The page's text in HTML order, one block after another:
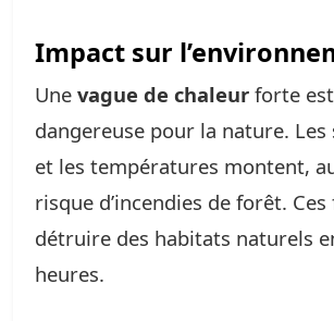
Impact sur
Une vague de chaleur forte
dangereuse pour la nature. Les
et les températures montent,
risque d’incendies de forêt.
détruire des habitats naturels
heures.